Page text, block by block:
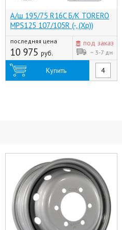
А/ш 195/75 R16C Б/К TORERO
MPS125 107/105R (-, (Хр))
последняя цена
10 975 руб.
под заказ
~ 3-7 дн
Купить